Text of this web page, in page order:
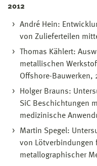
2012
André Hein:
von Zulieferteilen
Thomas Kählert:
metallischen
Offshore-Bauwerken,
Holger Brauns:
SiC Beschichtungen
medizinische
Martin Spegel:
von
metallographischer